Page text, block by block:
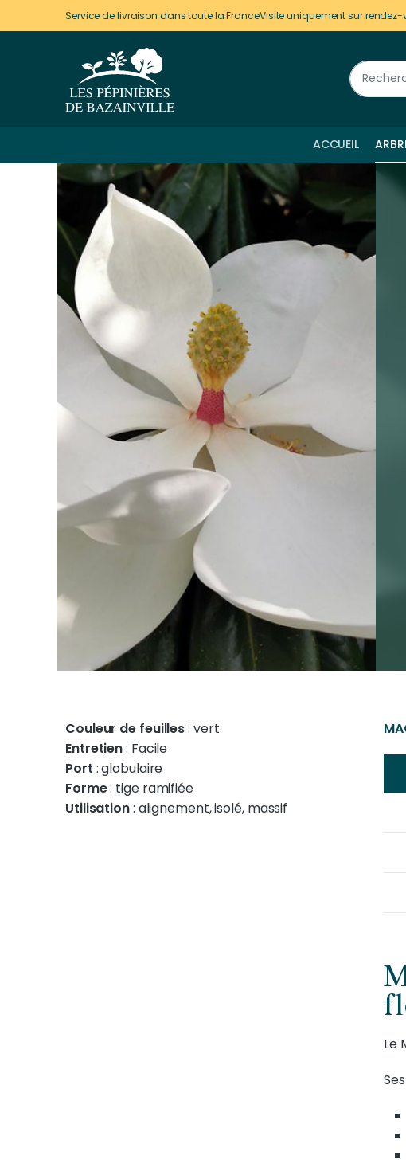
Service de livraison dans toute la FranceVisite uniquement sur
ACCUEIL
Couleur de feuilles: vert
Entretien: Facile
Port : globulaire
Forme: tige ramifiée
Utilisation: alignement, isolé, massif
Le
Panneau de gestion des cookies